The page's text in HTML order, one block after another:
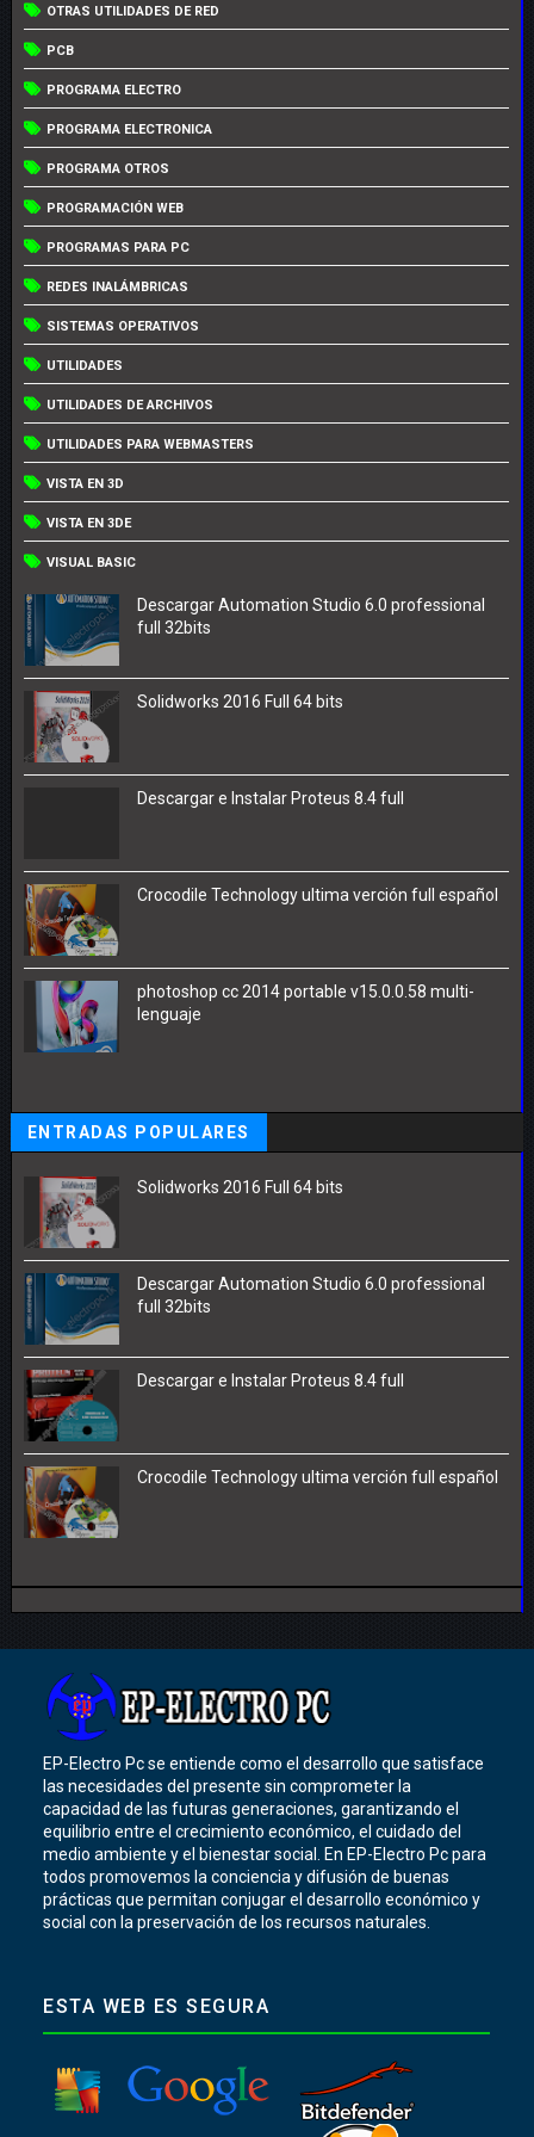
OTRAS UTILIDADES DE RED
PCB
PROGRAMA ELECTRO
PROGRAMA ELECTRONICA
PROGRAMA OTROS
PROGRAMACIÓN WEB
PROGRAMAS PARA PC
REDES INALÁMBRICAS
SISTEMAS OPERATIVOS
UTILIDADES
UTILIDADES DE ARCHIVOS
UTILIDADES PARA WEBMASTERS
VISTA EN 3D
VISTA EN 3DE
VISUAL BASIC
Descargar Automation Studio 6.0 professional
full 32bits
Solidworks 2016 Full 64 bits
Descargar e Instalar Proteus 8.4 full
Crocodile Technology ultima verción full español
photoshop cc 2014 portable v15.0.0.58 multi-
lenguaje
ENTRADAS POPULARES
Solidworks 2016 Full 64 bits
Descargar Automation Studio 6.0 professional
full 32bits
Descargar e Instalar Proteus 8.4 full
Crocodile Technology ultima verción full español
EP-Electro Pc se entiende como el desarrollo que satisface
las necesidades del presente sin comprometer la
capacidad de las futuras generaciones, garantizando el
equilibrio entre el crecimiento económico, el cuidado del
medio ambiente y el bienestar social. En EP-Electro Pc para
todos promovemos la conciencia y difusión de buenas
prácticas que permitan conjugar el desarrollo económico y
social con la preservación de los recursos naturales.
ESTA WEB ES SEGURA